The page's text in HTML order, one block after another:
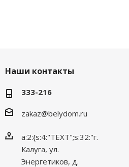
Наши контакты
333-216
zakaz@belydom.ru
a:2:{s:4:"TEXT";s:32:"г.
Калуга, ул.
Энергетиков, д.